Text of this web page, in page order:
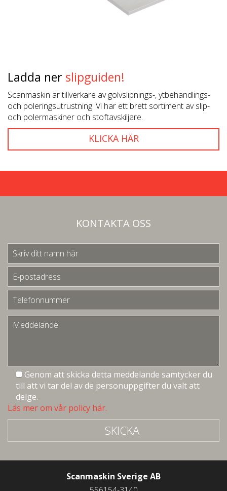
Ladda ner slipguiden!
Scanmaskin är tillverkare av golvslipnings-, ytbehandlings-
och poleringsutrustning. Vi har ett brett sortiment av slip-
och polermaskiner och stoftavskiljare.
KLICKA HÄR
KONTAKTA OSS
Genom att skicka detta meddelande samtycker du
till att vi tar del av de personuppgifter du valt att
delge.
Läs mer om vår policy här.
SKICKA
Scanmaskin Sverige AB